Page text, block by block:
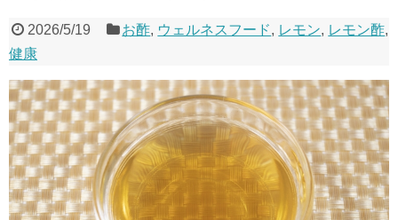
2026/5/19 お酢, ウェルネスフード, レモン, レモン酢,
健康